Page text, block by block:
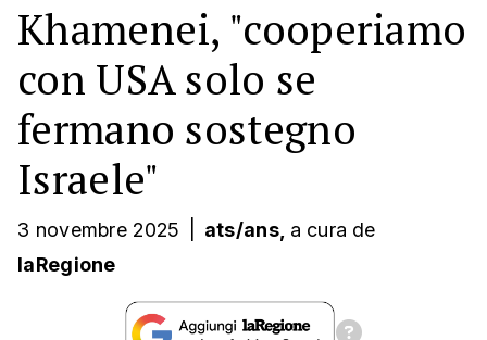
Khamenei, "cooperiamo
con USA solo se
fermano sostegno
Israele"
3 novembre 2025 ats/ans, a cura de
laRegione